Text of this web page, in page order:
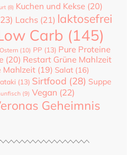
(8) Kuchen und Kekse (20)
Lachs (21) laktosefrei
Carb (145)
Ostern (10) PP (13) Pure Proteine
(20) Restart Grüne Mahlzeit
Mahlzeit (19) Salat (16)
(13) Sirtfood (28) Suppe
(9) Vegan (22)
Geheimnis